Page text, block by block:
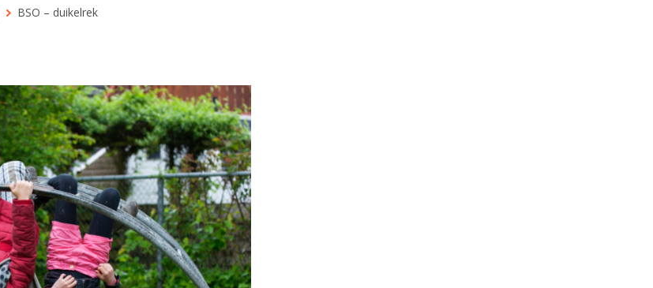
BSO – duikelrek